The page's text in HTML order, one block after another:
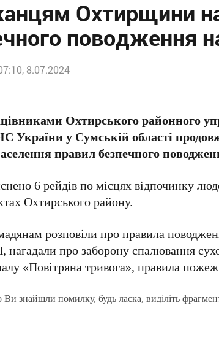
Охтирщини
поводження
8.07.2024
Охтирського районного
України у Сумській області
правил безпечного
6 рейдів по місцях відпочинку
Охтирського району.
розповіли про правила
про заборону спалювання
«Повітряна тривога», правила
знайшли помилку, будь ласка, виділіть